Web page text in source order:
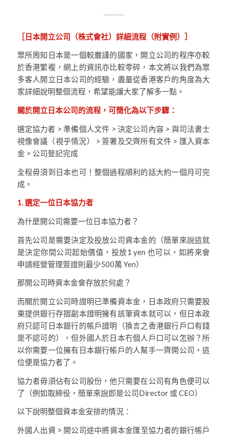
［日本開立公司（株式會社）詳細流程（附實例）］
眾所周知日本是一個較嚴謹的國家，開立公司的程序亦較
於香港繁複，網上的資訊亦比較零碎，本文將以我們為眾
多客人開立日本公司的經驗，盡量從香港客戶的角度為大
家詳細說明整個流程，希望能讓大家了解多一點。
關於開立日本公司的流程，可簡化為以下步驟：
選定協力者 > 準備個人文件 > 決定公司內容 > 與司法書士
視像會議（視乎情況） > 簽署及交齊所有文件 > 匯入資本
金 > 公司登記完成
全程毋須到日本也可！整個過程順利的話大約一個月可完
成。
1. 選定一位日本協力者
為什麼開公司需要一位日本協力者？
首先公司是需要決定及投放公司資本金的（簡單來說這就
是決定你間公司起始價值，投放1 yen 也可以，如將來會
申請經營管理簽證則最少500萬 Yen）
那開公司時資本金會存放於何處？
而關於開立公司時證明已準備資本金，日本政府只需要股
東提供銀行存摺副本證明擁有該筆資本就可以，但日本政
府只認可日本銀行的帳戶證明（換言之香港銀行戶口有錢
是不認可的），但外國人於日本冇個人戶口可以怎辦？所
以你需要一位擁有日本銀行帳戶的人幫手一齊開公司，這
位便是協力者了。
協力者毋須佔有公司股份，他只需要在公司有角色便可以
了（例如取締役，簡單來說即是公司Director 或 CEO）
以下說明整個資本金安排的情況：
外國人出資 > 開公司途中將資本金匯至協力者的銀行帳戶